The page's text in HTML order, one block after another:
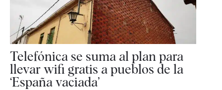
Telefónica se suma al plan para
llevar wifi gratis a pueblos de la
‘España vaciada’